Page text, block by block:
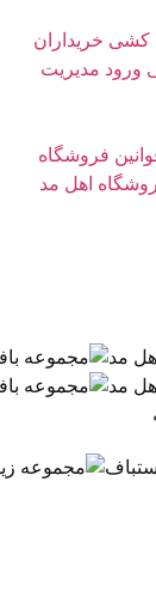
کشی خریداران
مدیریت
فروشگاه
اهل مد